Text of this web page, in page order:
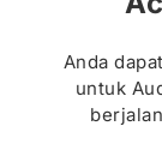
Anda
untuk